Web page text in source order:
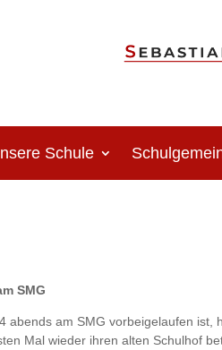
Schule
SMG
abends am SMG vorbeigelaufen
Mal wieder ihren alten Schulhof